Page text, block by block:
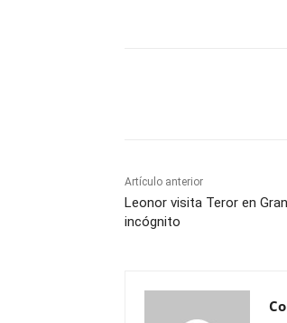
Artículo anterior
Leonor visita Teror en
incógnito